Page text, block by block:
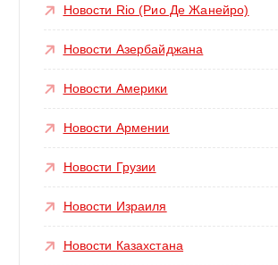
Новости Rio (Рио Де Жанейро)
Новости Азербайджана
Новости Америки
Новости Армении
Новости Грузии
Новости Израиля
Новости Казахстана